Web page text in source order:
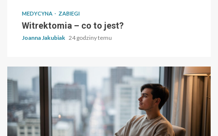
MEDYCYNA ZABIEGI
Witrektomia – co to jest?
Joanna Jakubiak 24 godziny temu